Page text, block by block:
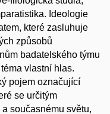
Ideologie
které zasluhuje
způsobů
badatelského týmu
vlastní hlas.
pojem označující
se určitým
současnému světu,